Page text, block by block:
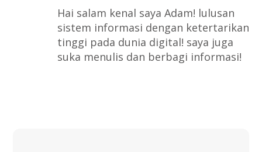
Hai salam kenal saya Adam! lulusan
sistem informasi dengan ketertarikan
tinggi pada dunia digital! saya juga
suka menulis dan berbagi informasi!